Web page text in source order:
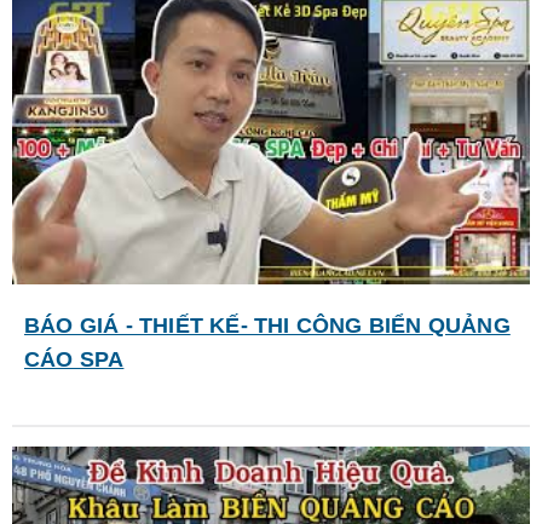
BÁO GIÁ - THIẾT KẾ- THI CÔNG BIỂN QUẢNG
CÁO SPA